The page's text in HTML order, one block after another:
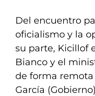
Del encuentro
oficialismo y la
su parte, Kicillof
Bianco y el
de forma remota
García